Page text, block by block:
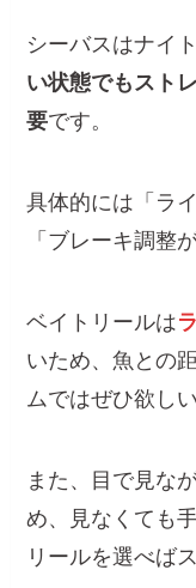
シーバスはナイ
い状態でもスト
要です。
具体的には「ラ
「ブレーキ調整
ベイトリールは
いため、魚との
ムではぜひ欲し
また、目で見な
め、見なくても
リールを選べば